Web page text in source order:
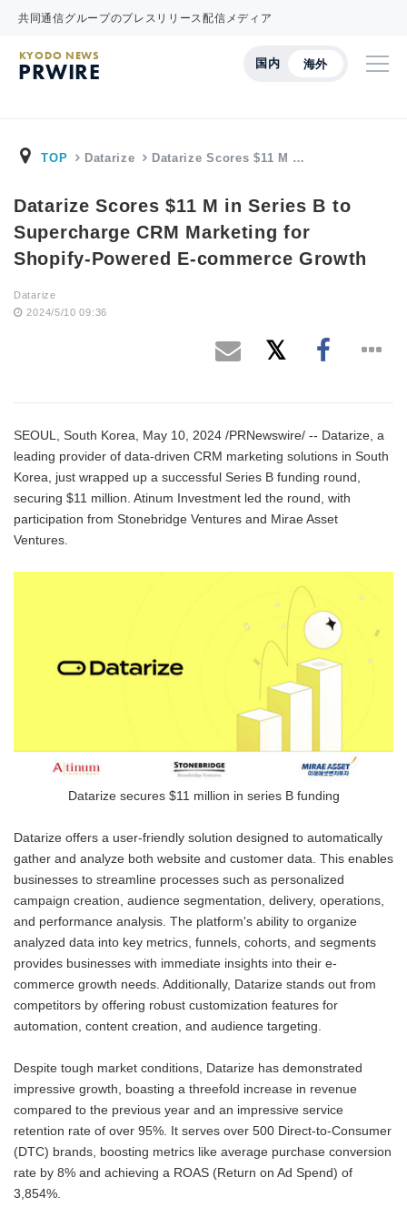
共同通信グループのプレスリリース配信メディア
国内 海外
KYODO NEWS
PRWIRE
TOP Datarize Datarize Scores $11 M …
Datarize Scores $11 M in Series B to
Supercharge CRM Marketing for
Shopify-Powered E-commerce Growth
Datarize
2024/5/10 09:36
SEOUL, South Korea, May 10, 2024 /PRNewswire/ -- Datarize, a
leading provider of data-driven CRM marketing solutions in South
Korea, just wrapped up a successful Series B funding round,
securing $11 million. Atinum Investment led the round, with
participation from Stonebridge Ventures and Mirae Asset
Ventures.
Datarize secures $11 million in series B funding
Datarize offers a user-friendly solution designed to automatically
gather and analyze both website and customer data. This enables
businesses to streamline processes such as personalized
campaign creation, audience segmentation, delivery, operations,
and performance analysis. The platform's ability to organize
analyzed data into key metrics, funnels, cohorts, and segments
provides businesses with immediate insights into their e-
commerce growth needs. Additionally, Datarize stands out from
competitors by offering robust customization features for
automation, content creation, and audience targeting.
Despite tough market conditions, Datarize has demonstrated
impressive growth, boasting a threefold increase in revenue
compared to the previous year and an impressive service
retention rate of over 95%. It serves over 500 Direct-to-Consumer
(DTC) brands, boosting metrics like average purchase conversion
rate by 8% and achieving a ROAS (Return on Ad Spend) of
3,854%.